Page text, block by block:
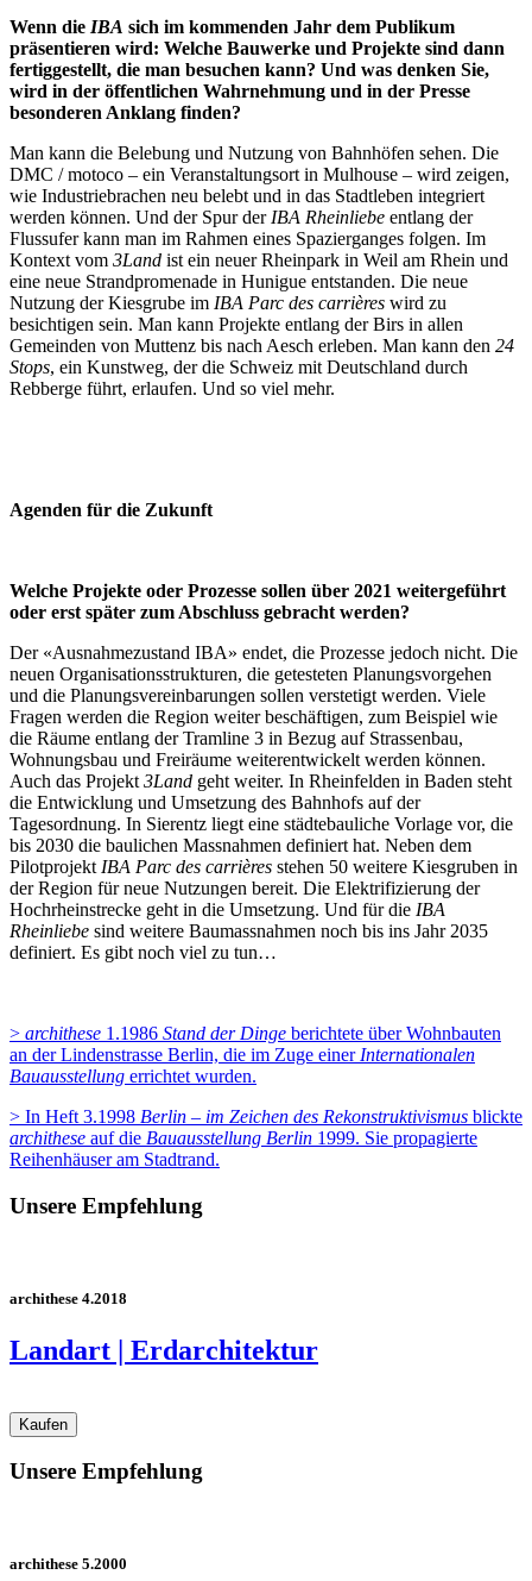
Wenn die IBA sich im kommenden Jahr dem Publikum
präsentieren wird: Welche Bauwerke und Projekte sind dann
fertiggestellt, die man besuchen kann? Und was denken Sie,
wird in der öffentlichen Wahrnehmung und in der Presse
besonderen Anklang finden?
Man kann die Belebung und Nutzung von Bahnhöfen sehen. Die
DMC / motoco – ein Veranstaltungsort in Mulhouse – wird zeigen,
wie Industriebrachen neu belebt und in das Stadtleben integriert
werden können. Und der Spur der IBA Rheinliebe entlang der
Flussufer kann man im Rahmen eines Spazierganges folgen. Im
Kontext vom 3Land ist ein neuer Rheinpark in Weil am Rhein und
eine neue Strandpromenade in Hunigue entstanden. Die neue
Nutzung der Kiesgrube im IBA Parc des carrières wird zu
besichtigen sein. Man kann Projekte entlang der Birs in allen
Gemeinden von Muttenz bis nach Aesch erleben. Man kann den 24
Stops, ein Kunstweg, der die Schweiz mit Deutschland durch
Rebberge führt, erlaufen. Und so viel mehr.
Agenden für die Zukunft
Welche Projekte oder Prozesse sollen über 2021 weitergeführt
oder erst später zum Abschluss gebracht werden?
Der «Ausnahmezustand IBA» endet, die Prozesse jedoch nicht. Die
neuen Organisationsstrukturen, die getesteten Planungsvorgehen
und die Planungsvereinbarungen sollen verstetigt werden. Viele
Fragen werden die Region weiter beschäftigen, zum Beispiel wie
die Räume entlang der Tramline 3 in Bezug auf Strassenbau,
Wohnungsbau und Freiräume weiterentwickelt werden können.
Auch das Projekt 3Land geht weiter. In Rheinfelden in Baden steht
die Entwicklung und Umsetzung des Bahnhofs auf der
Tagesordnung. In Sierentz liegt eine städtebauliche Vorlage vor, die
bis 2030 die baulichen Massnahmen definiert hat. Neben dem
Pilotprojekt IBA Parc des carrières stehen 50 weitere Kiesgruben in
der Region für neue Nutzungen bereit. Die Elektrifizierung der
Hochrheinstrecke geht in die Umsetzung. Und für die IBA
Rheinliebe sind weitere Baumassnahmen noch bis ins Jahr 2035
definiert. Es gibt noch viel zu tun…
> archithese 1.1986 Stand der Dinge berichtete über Wohnbauten
an der Lindenstrasse Berlin, die im Zuge einer Internationalen
Bauausstellung errichtet wurden.
> In Heft 3.1998 Berlin – im Zeichen des Rekonstruktivismus blickte
archithese auf die Bauausstellung Berlin 1999. Sie propagierte
Reihenhäuser am Stadtrand.
Unsere Empfehlung
archithese 4.2018
Landart | Erdarchitektur
Unsere Empfehlung
archithese 5.2000